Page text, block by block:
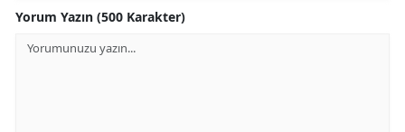
Yorum Yazın (500 Karakter)